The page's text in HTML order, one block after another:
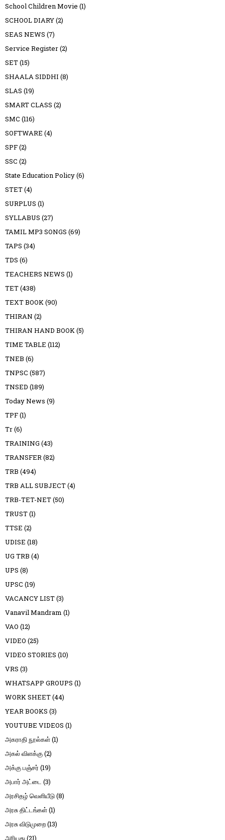
School Children Movie (1)
SCHOOL DIARY(2)
SEAS NEWS (7)
Service Register(2)
SET(15)
SHAALA SIDDHI (8)
SLAS (19)
SMART CLASS (2)
SMC (116)
SOFTWARE (4)
SPF(2)
SSC (2)
State Education Policy(6)
STET(4)
SURPLUS (1)
SYLLABUS (27)
TAMIL MP3 SONGS (69)
TAPS (34)
TDS (6)
TEACHERS NEWS (1)
TET(438)
TEXT BOOK(90)
THIRAN (2)
THIRAN HAND BOOK(5)
TIME TABLE (112)
TNEB (6)
TNPSC (587)
TNSED (189)
Today News (9)
TPF(1)
Tr(6)
TRAINING (43)
TRANSFER(82)
TRB (494)
TRB ALL SUBJECT(4)
TRB-TET-NET(50)
TRUST(1)
TTSE (2)
UDISE (18)
UG TRB (4)
UPS (8)
UPSC (19)
VACANCY LIST(3)
Vanavil Mandram (1)
VAO (12)
VIDEO (25)
VIDEO STORIES (10)
VRS (3)
WHATSAPP GROUPS (1)
WORK SHEET(44)
YEAR BOOKS (3)
YOUTUBE VIDEOS (1)
அகராதி நூல்கள்(1)
அகல் விளக்கு(2)
அக்கு பஞ்சர் (19)
அபார் அட்டை (3)
அரசிதழ் வெளியீடு(8)
அரசு திட்டங்கள்(1)
அரசு விடுமுறை(13)